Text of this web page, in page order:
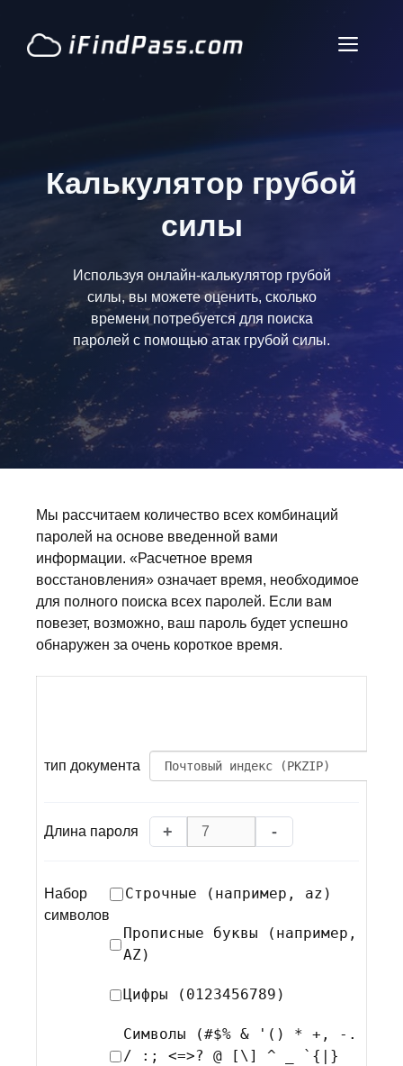
содержанию
Калькулятор грубой
силы
Используя онлайн-калькулятор грубой
силы, вы можете оценить, сколько
времени потребуется для поиска
паролей с помощью атак грубой силы.
Мы рассчитаем количество всех комбинаций
паролей на основе введенной вами
информации. «Расчетное время
восстановления» означает время, необходимое
для полного поиска всех паролей. Если вам
повезет, возможно, ваш пароль будет успешно
обнаружен за очень короткое время.
тип документа
Длина пароля + -
Набор
символов
Строчные (например, az)
Прописные буквы (например,
AZ)
Цифры (0123456789)
Символы (#$% & '() * +, -.
/ :; <=>? @ [\] ^ _ `{|}